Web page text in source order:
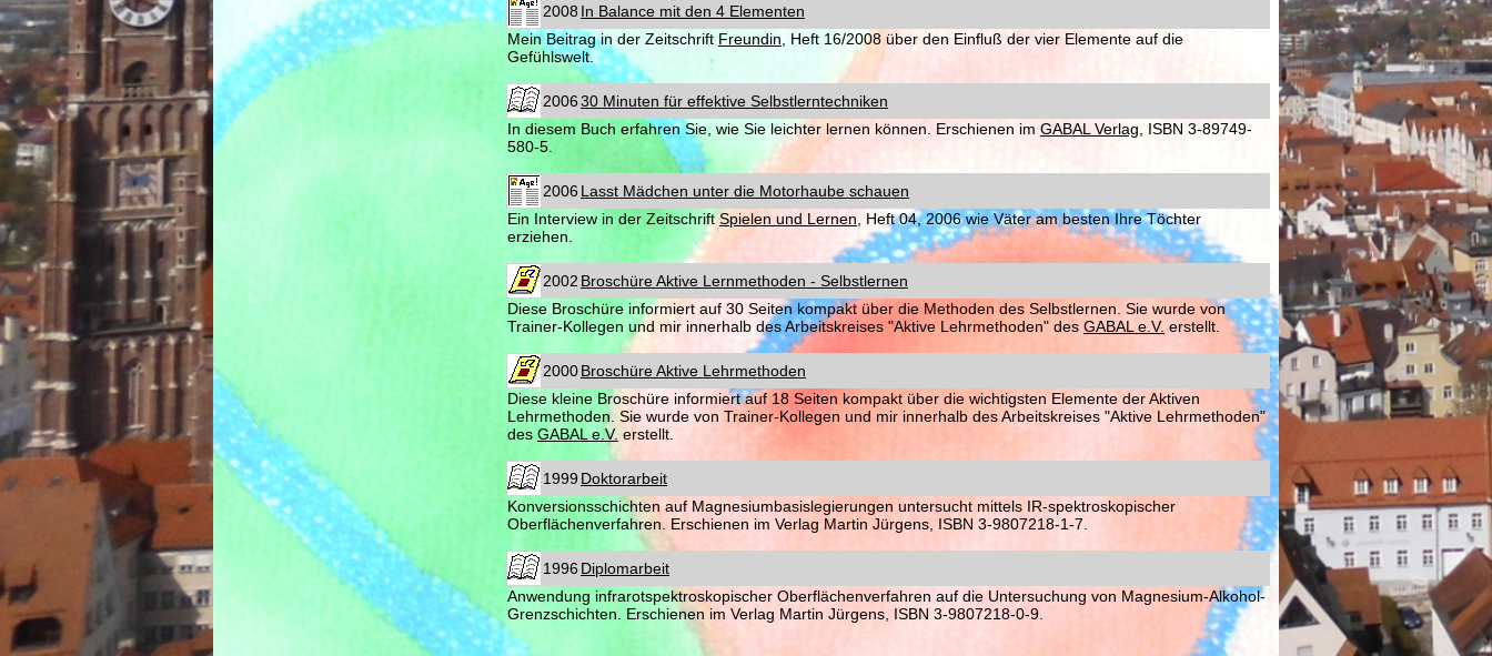
2008 In Balance mit den 4 Elementen
Mein Beitrag in der Zeitschrift Freundin , Heft 16/2008 über den Einfluß der vier Elemente auf die
Gefühlswelt.
200630 Minuten für effektive Selbstlerntechniken
In diesem Buch erfahren Sie, wie Sie leichter lernen können. Erschienen im GABAL Verlag , ISBN 3-89749-
580-5.
2006 Lasst Mädchen unter die Motorhaube schauen
Ein Interview in der ZeitschriftSpielen und Lernen , Heft 04, 2006 wie Väter am besten Ihre Töchter
erziehen.
2002 Broschüre Aktive Lernmethoden - Selbstlernen
Diese Broschüre informiert auf 30 Seiten kompakt über die Methoden des Selbstlernen. Sie wurde von
Trainer-Kollegen und mir innerhalb des Arbeitskreises "Aktive Lehrmethoden" des GABAL e.V. erstellt.
2000Broschüre Aktive Lehrmethoden
Diese kleine Broschüre informiert auf 18 Seiten kompakt über die wichtigsten Elemente der Aktiven
Lehrmethoden. Sie wurde von Trainer-Kollegen und mir innerhalb des Arbeitskreises "Aktive Lehrmethoden"
des GABAL e.V. erstellt.
1999 Doktorarbeit
Konversionsschichten auf Magnesiumbasislegierungen untersucht mittels IR-spektroskopischer
Oberflächenverfahren. Erschienen im Verlag Martin Jürgens, ISBN 3-9807218-1-7.
1996 Diplomarbeit
Anwendung infrarotspektroskopischer Oberflächenverfahren auf die Untersuchung von Magnesium-Alkohol-
Grenzschichten. Erschienen im Verlag Martin Jürgens, ISBN 3-9807218-0-9.